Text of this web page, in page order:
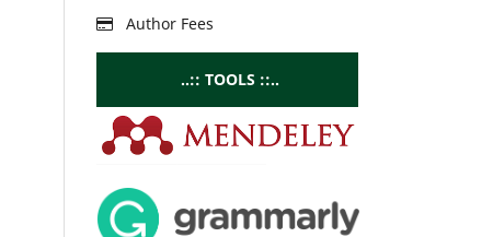
Author Fees
..:: TOOLS ::..